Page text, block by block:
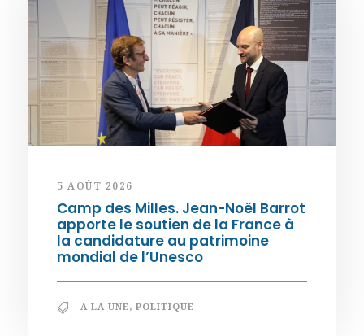
5 AOÛT 2026
Camp des Milles. Jean-Noël Barrot
apporte le soutien de la France à
la candidature au patrimoine
mondial de l’Unesco
A LA UNE, POLITIQUE